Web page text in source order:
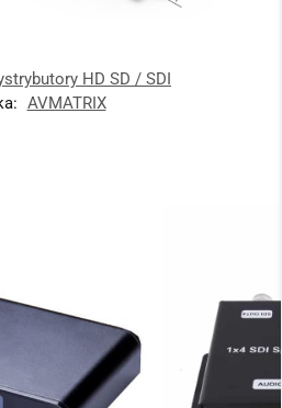
HD SD / SDI
AVMATRIX